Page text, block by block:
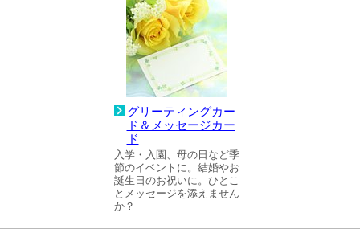
グリーティングカー
ド＆メッセージカー
ド
入学・入園、母の日など季
節のイベントに。結婚やお
誕生日のお祝いに。ひとこ
とメッセージを添えません
か？